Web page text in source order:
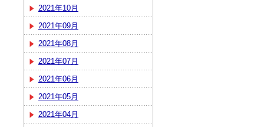
2021年10月
2021年09月
2021年08月
2021年07月
2021年06月
2021年05月
2021年04月